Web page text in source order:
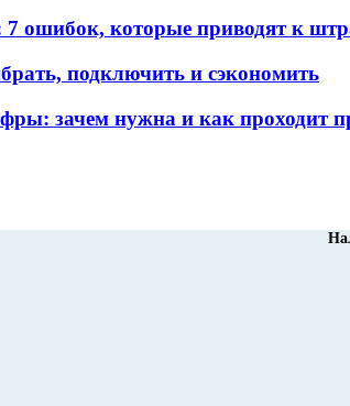
7 ошибок, которые приводят к
подключить и сэкономить
зачем нужна и как проходит